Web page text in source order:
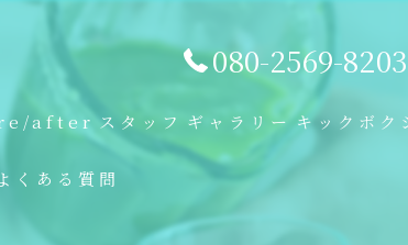
080-2569-8203
after スタッフ ギャラリー キックボク
くある質問